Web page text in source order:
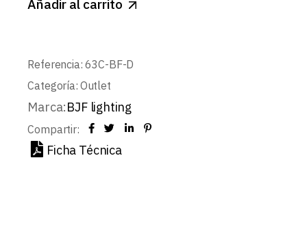
Añadir al carrito
Referencia: 63C-BF-D
Categoría: Outlet
Marca:BJF lighting
Compartir:
Ficha Técnica